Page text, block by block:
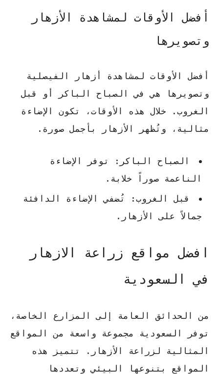
أفضل الأوقات لمشاهدة الأزهار
وتصويرها
أفضل الأوقات لمشاهدة أزهار الفيصلية
وتصويرها هي في الصباح الباكر أو قبل
الغروب. خلال هذه الأوقات، تكون الإضاءة
مثالية، وتُظهر الأزهار بأجمل صورة.
الصباح الباكر: توفر الإضاءة
الناعمة صوراً خلابة.
قبل الغروب: تُضفي الإضاءة الدافئة
جمالاً على الأزهار.
افضل مواقع زراعة الازهار
في السعودية
من الحدائق العامة إلى المزارع الخاصة،
توفر السعودية مجموعة واسعة من المواقع
المثالية لزراعة الأزهار. تتميز هذه
المواقع بتنوعها البيئي وتعددها